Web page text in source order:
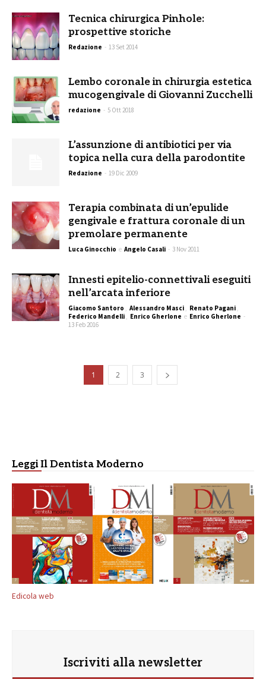
Tecnica chirurgica Pinhole:
prospettive storiche
Redazione - 13 Set 2014
Lembo coronale in chirurgia estetica
mucogengivale di Giovanni Zucchelli
redazione - 5 Ott 2018
L’assunzione di antibiotici per via
topica nella cura della parodontite
Redazione - 19 Dic 2009
Terapia combinata di un’epulide
gengivale e frattura coronale di un
premolare permanente
Luca Ginocchio e Angelo Casali - 3 Nov 2011
Innesti epitelio-connettivali eseguiti
nell’arcata inferiore
Giacomo Santoro , Alessandro Masci , Renato Pagani ,
Federico Mandelli , Enrico Gherlone e Enrico Gherlone -
13 Feb 2016
1 2 3
Leggi Il Dentista Moderno
Edicola web
Iscriviti alla newsletter